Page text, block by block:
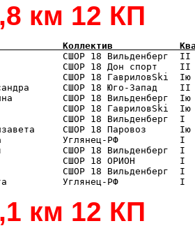
км 12 КП
Коллектив            Квал
СШОР 18
СШОР 18 Дон
СШОР 18
СШОР 18 Юго-
СШОР 18
СШОР 18
СШОР 18
СШОР 18 Паровоз
Углянец-РФ
СШОР 18
СШОР 18 ОРИОН
СШОР 18
км 12 КП